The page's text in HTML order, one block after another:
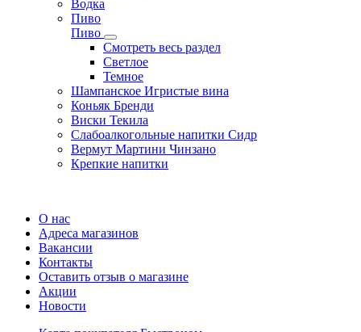
Водка
Пиво
Пиво
Смотреть весь раздел
Cветлое
Темное
Шампанское Игристые вина
Коньяк Бренди
Виски Текила
Слабоалкогольные напитки Сидр
Вермут Мартини Чинзано
Крепкие напитки
О нас
Адреса магазинов
Вакансии
Контакты
Оставить отзыв о магазине
Акции
Новости